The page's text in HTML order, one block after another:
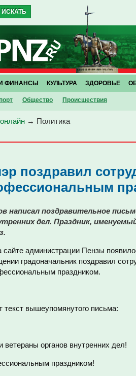
Общество Проиcшествия
ФИНАНСЫ КУЛЬТУРА ЗДОРОВЬЕ
→ Политика
поздравил
написал поздравительное
дел. Праздник,
сайте администрации Пензы
градоначальник поздравил
праздником.
текст вышеупомянутого письма:
ветераны органов внутренних дел!
праздником!